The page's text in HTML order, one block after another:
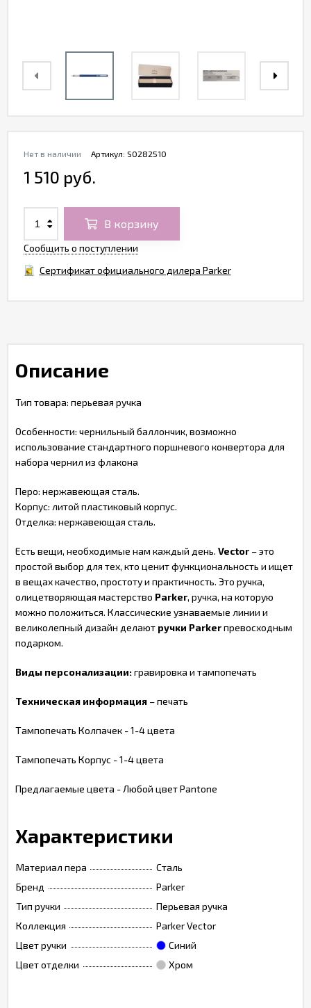
Артикул: S0282510
Нет в наличии
1 510 руб.
В корзину
Сообщить о поступлении
Сертификат официального дилера Parker
Описание
Тип товара: перьевая ручка
Особенности: чернильный баллончик, возможно
использование стандартного поршневого конвертора для
набора чернил из флакона
Перо: нержавеющая сталь.
Корпус: литой пластиковый корпус.
Отделка: нержавеющая сталь.
Есть вещи, необходимые нам каждый день. Vector – это
простой выбор для тех, кто ценит функциональность и ищет
в вещах качество, простоту и практичность. Это ручка,
олицетворяющая мастерство Parker, ручка, на которую
можно положиться. Классические узнаваемые линии и
великолепный дизайн делают ручки Parkerпревосходным
подарком.
Виды персонализации:гравировка и тампопечать
Техническая информация – печать
Тампопечать Колпачек - 1-4 цвета
Тампопечать Корпус - 1-4 цвета
Предлагаемые цвета - Любой цвет Pantone
Характеристики
Материал пера
Сталь
Бренд
Parker
Тип ручки
Перьевая ручка
Коллекция
Parker Vector
Цвет ручки
Синий
Цвет отделки
Хром